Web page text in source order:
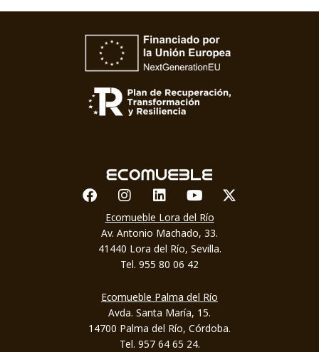
FacebookInstagram
LinkedinYoutubeX-twitter
Ecomueble Lora del Río
Av. Antonio Machado, 33.
41440 Lora del Río, Sevilla.
Tel. 955 80 06 42
Ecomueble Palma del Río
Avda. Santa María, 15.
14700 Palma del Río, Córdoba.
Tel. 957 64 65 24.